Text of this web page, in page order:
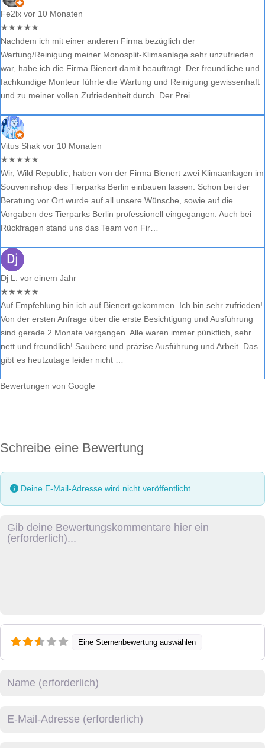
Fe2lx vor 10 Monaten
★★★★★
Nachdem ich mit einer anderen Firma bezüglich der
Wartung/Reinigung meiner Monosplit-Klimaanlage sehr unzufrieden
war, habe ich die Firma Bienert damit beauftragt. Der freundliche und
fachkundige Monteur führte die Wartung und Reinigung gewissenhaft
und zu meiner vollen Zufriedenheit durch. Der Prei…
Vitus Shak vor 10 Monaten
★★★★★
Wir, Wild Republic, haben von der Firma Bienert zwei Klimaanlagen im
Souvenirshop des Tierparks Berlin einbauen lassen. Schon bei der
Beratung vor Ort wurde auf all unsere Wünsche, sowie auf die
Vorgaben des Tierparks Berlin professionell eingegangen. Auch bei
Rückfragen stand uns das Team von Fir…
Dj L.
vor einem Jahr
★★★★★
Auf Empfehlung bin ich auf Bienert gekommen. Ich bin sehr zufrieden!
Von der ersten Anfrage über die erste Besichtigung und Ausführung
sind gerade 2 Monate vergangen. Alle waren immer pünktlich, sehr
nett und freundlich! Saubere und präzise Ausführung und Arbeit. Das
gibt es heutzutage leider nicht …
Bewertungen von Google
Schreibe eine Bewertung
Deine E-Mail-Adresse wird nicht veröffentlicht.
Rezensionstext
Eine Sternenbewertung auswählen